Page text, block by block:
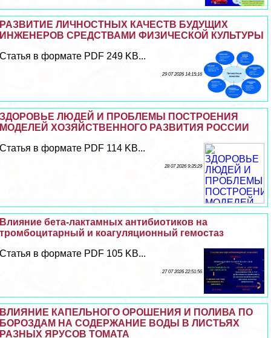
РАЗВИТИЕ ЛИЧНОСТНЫХ КАЧЕСТВ БУДУЩИХ
ИНЖЕНЕРОВ СРЕДСТВАМИ ФИЗИЧЕСКОЙ КУЛЬТУРЫ
Статья в формате PDF 249 KB...
29 07 2026 14:15:16
ЗДОРОВЬЕ ЛЮДЕЙ И ПРОБЛЕМЫ ПОСТРОЕНИЯ
МОДЕЛЕЙ ХОЗЯЙСТВЕННОГО РАЗВИТИЯ РОССИИ
Статья в формате PDF 114 KB...
28 07 2026 9:35:29
Влияние бета-лактамных антибиотиков на
тромбоцитарный и коагуляционный гемостаз
Статья в формате PDF 105 KB...
27 07 2026 22:51:56
ВЛИЯНИЕ КАПЕЛЬНОГО ОРОШЕНИЯ И ПОЛИВА ПО
БОРОЗДАМ НА СОДЕРЖАНИЕ ВОДЫ В ЛИСТЬЯХ
РАЗНЫХ ЯРУСОВ ТОМАТА